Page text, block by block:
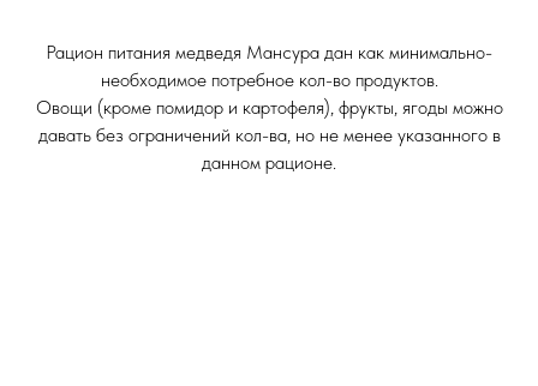
Рацион питания медведя Мансура дан как минимально-
необходимое потребное кол-во продуктов.
Овощи (кроме помидор и картофеля), фрукты, ягоды можно
давать без ограничений кол-ва, но не менее указанного в
данном рационе.